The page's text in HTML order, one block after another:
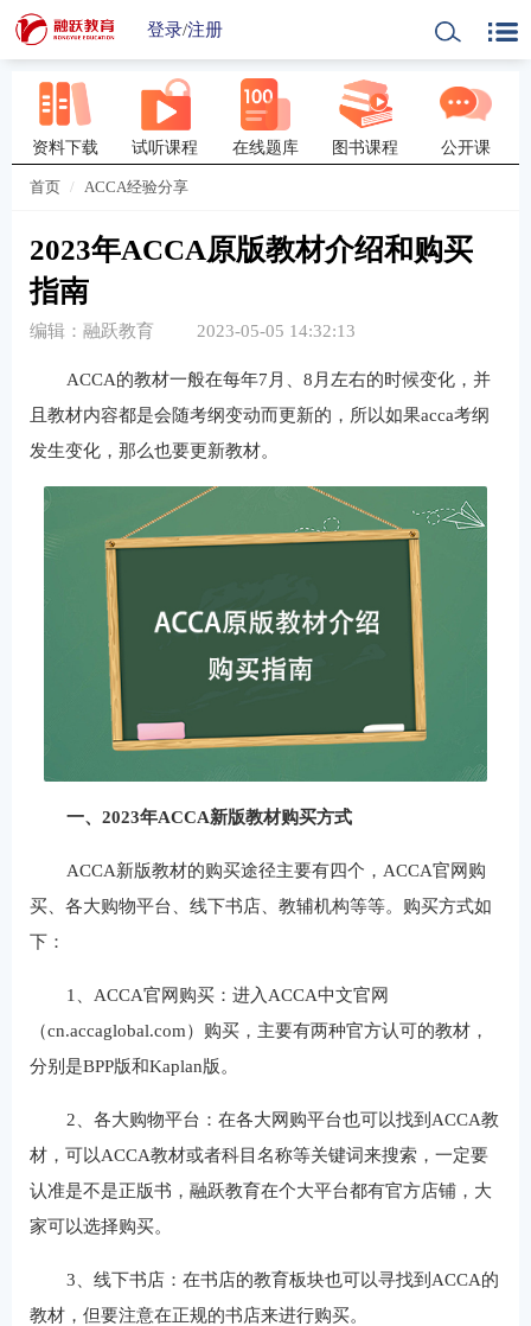
登录/注册
资料下载 试听课程 在线题库 图书课程 公开课
首页 ACCA经验分享
2023年ACCA原版教材介绍和购买
指南
编辑：融跃教育 2023-05-05 14:32:13
ACCA的教材一般在每年7月、8月左右的时候变化，并
且教材内容都是会随考纲变动而更新的，所以如果acca考纲
发生变化，那么也要更新教材。
一、2023年ACCA新版教材购买方式
ACCA新版教材的购买途径主要有四个，ACCA官网购
买、各大购物平台、线下书店、教辅机构等等。购买方式如
下：
1、ACCA官网购买：进入ACCA中文官网
（cn.accaglobal.com）购买，主要有两种官方认可的教材，
分别是BPP版和Kaplan版。
2、各大购物平台：在各大网购平台也可以找到ACCA教
材，可以ACCA教材或者科目名称等关键词来搜索，一定要
认准是不是正版书，融跃教育在个大平台都有官方店铺，大
家可以选择购买。
3、线下书店：在书店的教育板块也可以寻找到ACCA的
教材，但要注意在正规的书店来进行购买。